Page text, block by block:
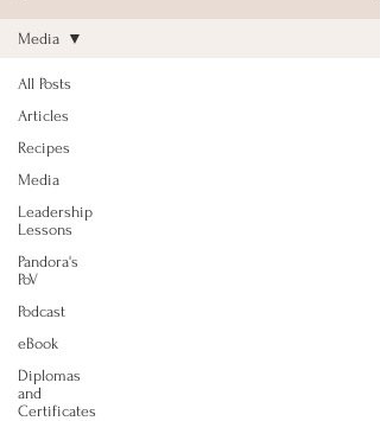
All Posts
Articles
Recipes
Media
Leadership
Lessons
Pandora's
PoV
Podcast
eBook
Diplomas
and
Certificates
Media